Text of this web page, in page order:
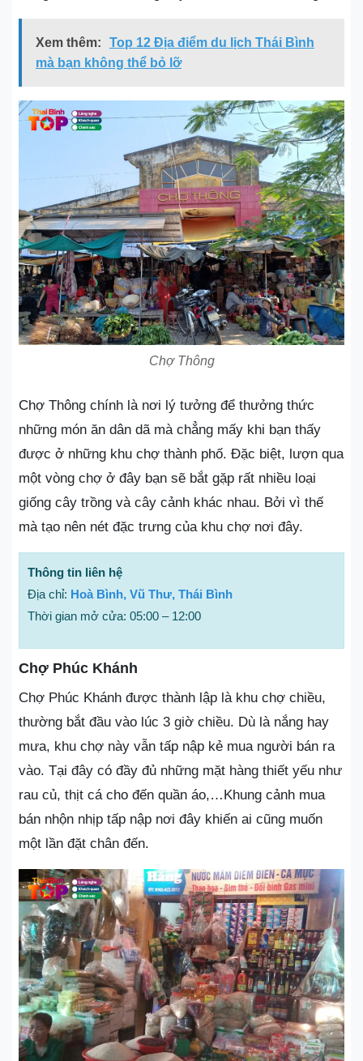
Xem thêm:
Top 12 Địa điểm du lịch Thái Bình
mà bạn không thể bỏ lỡ
Chợ Thông
Chợ Thông chính là nơi lý tưởng để thưởng thức
những món ăn dân dã mà chẳng mấy khi bạn thấy
được ở những khu chợ thành phố. Đặc biệt, lượn qua
một vòng chợ ở đây bạn sẽ bắt gặp rất nhiều loại
giống cây trồng và cây cảnh khác nhau. Bởi vì thế
mà tạo nên nét đặc trưng của khu chợ nơi đây.
Thông tin liên hệ
Địa chỉ: Hoà Bình, Vũ Thư, Thái Bình
Thời gian mở cửa: 05:00 – 12:00
Chợ Phúc Khánh
Chợ Phúc Khánh được thành lập là khu chợ chiều,
thường bắt đầu vào lúc 3 giờ chiều. Dù là nắng hay
mưa, khu chợ này vẫn tấp nập kẻ mua người bán ra
vào. Tại đây có đầy đủ những mặt hàng thiết yếu như
rau củ, thịt cá cho đến quần áo,…Khung cảnh mua
bán nhộn nhịp tấp nập nơi đây khiến ai cũng muốn
một lần đặt chân đến.